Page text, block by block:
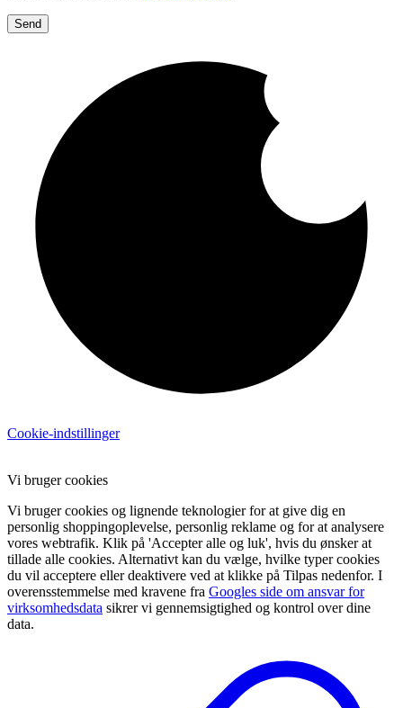
Send
Cookie-indstillinger
Vi bruger cookies
Vi bruger cookies og lignende teknologier for at give dig en
personlig shoppingoplevelse, personlig reklame og for at analysere
vores webtrafik. Klik på 'Accepter alle og luk', hvis du ønsker at
tillade alle cookies. Alternativt kan du vælge, hvilke typer cookies
du vil acceptere eller deaktivere ved at klikke på Tilpas nedenfor. I
overensstemmelse med kravene fra Googles side om ansvar for
virksomhedsdata sikrer vi gennemsigtighed og kontrol over dine
data.